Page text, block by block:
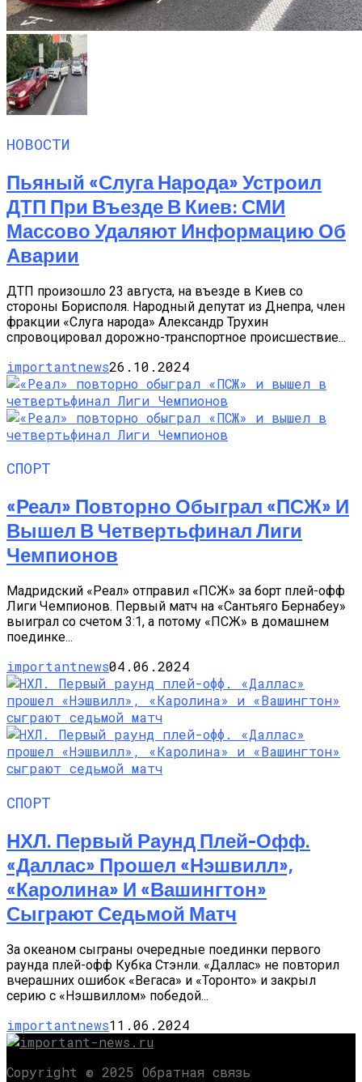
НОВОСТИ
Пьяный «слуга Народа» Устроил
ДТП При Въезде В Киев: СМИ
Массово Удаляют Информацию Об
Аварии
ДТП произошло 23 августа, на въезде в Киев со
стороны Борисполя. Народный депутат из Днепра, член
фракции «Слуга народа» Александр Трухин
спровоцировал дорожно-транспортное происшествие...
importantnews26.10.2024
СПОРТ
«Реал» Повторно Обыграл «ПСЖ» И
Вышел В Четвертьфинал Лиги
Чемпионов
Мадридский «Реал» отправил «ПСЖ» за борт плей-офф
Лиги Чемпионов. Первый матч на «Сантьяго Бернабеу»
выиграл со счетом 3:1, а потому «ПСЖ» в домашнем
поединке...
importantnews04.06.2024
СПОРТ
НХЛ. Первый Раунд Плей-Офф.
«Даллас» Прошел «Нэшвилл»,
«Каролина» И «Вашингтон»
Сыграют Седьмой Матч
За океаном сыграны очередные поединки первого
раунда плей-офф Кубка Стэнли. «Даллас» не повторил
вчерашних ошибок «Вегаса» и «Торонто» и закрыл
серию с «Нэшвиллом» победой...
importantnews11.06.2024
Copyright © 2025 Обратная связь